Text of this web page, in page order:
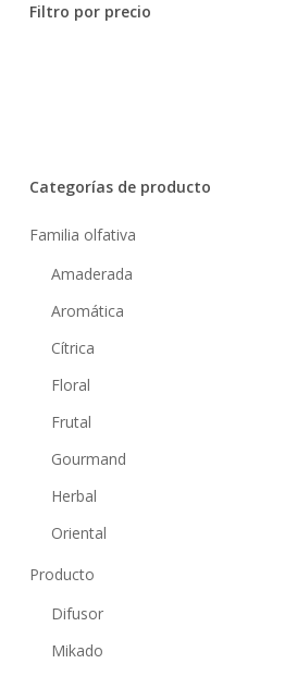
Filtro por precio
Categorías de producto
Familia olfativa
Amaderada
Aromática
Cítrica
Floral
Frutal
Gourmand
Herbal
Oriental
Producto
Difusor
Mikado